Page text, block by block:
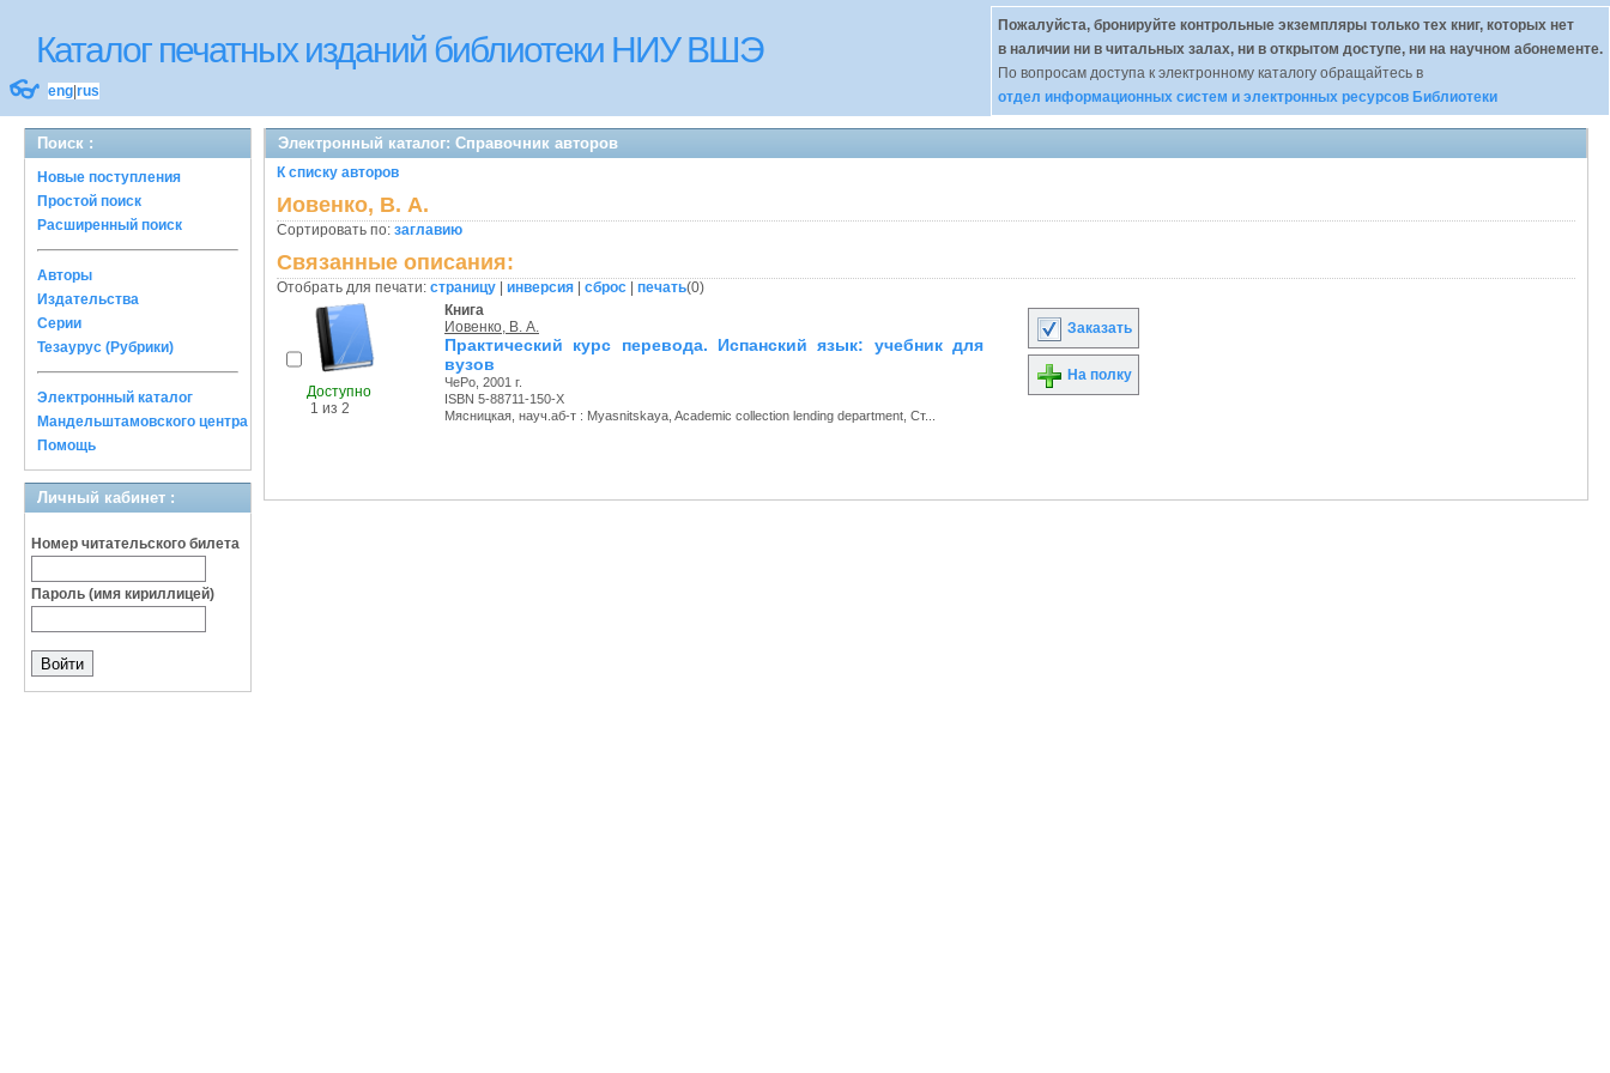
Каталог печатных изданий библиотеки НИУ ВШЭ
👓 eng rus
Пожалуйста, бронируйте контрольные экземпляры только тех книг, которых нет
в наличии ни в читальных залах, ни в открытом доступе, ни на научном абонементе.
По вопросам доступа к электронному каталогу обращайтесь в
отдел информационных систем и электронных ресурсов Библиотеки
Поиск :
Новые поступления
Простой поиск
Расширенный поиск
Авторы
Издательства
Серии
Тезаурус (Рубрики)
Электронный каталог
Мандельштамовского центра
Помощь
Личный кабинет :
Номер читательского билета
Пароль (имя кириллицей)
Электронный каталог: Справочник авторов
К списку авторов
Иовенко, В. А.
Сортировать по: заглавию
Связанные описания:
Отобрать для печати: страницу инверсия сброс печать(0)
Доступно
1 из 2
Книга
Иовенко, В. А.
Практический курс перевода. Испанский язык: учебник для
вузов
ЧеРо, 2001 г.
ISBN 5-88711-150-X
Мясницкая, науч.аб-т : Myasnitskaya, Academic collection lending department, Ст...
Заказать
На полку